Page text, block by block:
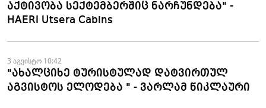
აქტივობა სექტემბერშიც ნარჩუნდება" -
HAERI Utsera Cabins
3 აგვისტო 10:42
"ახალციხე ტურისტულად დატვირთულ
აგვისტოს ელოდება " - ვარლამ წიკლაური